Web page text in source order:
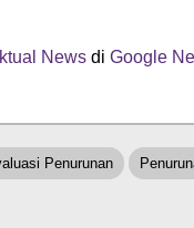
News di Google
Penurunan